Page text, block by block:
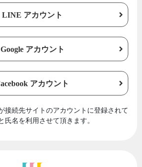
LINE アカウント
Google アカウント
アカウント
接続先サイトのアカウントに登録されて
氏名を利用させて頂きます。